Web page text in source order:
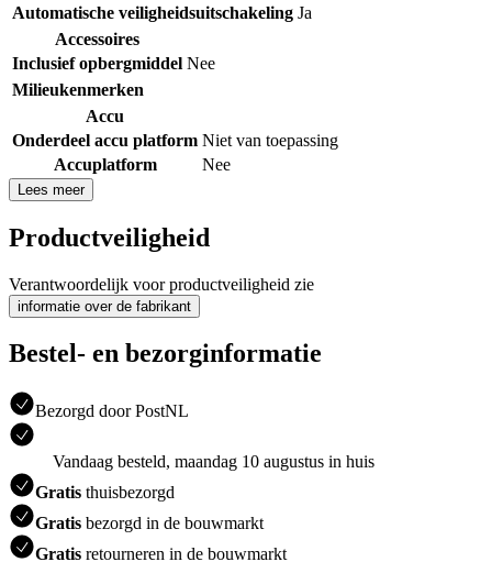
Automatische veiligheidsuitschakeling Ja
Accessoires
Inclusief opbergmiddel Nee
Milieukenmerken
Accu
Onderdeel accu platform Niet van toepassing
Accuplatform
Nee
Lees meer
Productveiligheid
Verantwoordelijk voor productveiligheid zie
informatie over de fabrikant
Bestel- en bezorginformatie
Bezorgd door PostNL
Vandaag besteld, maandag 10 augustus in huis
Gratis thuisbezorgd
Gratis bezorgd in de bouwmarkt
Gratis retourneren in de bouwmarkt